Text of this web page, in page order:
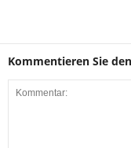
Kommentieren Sie